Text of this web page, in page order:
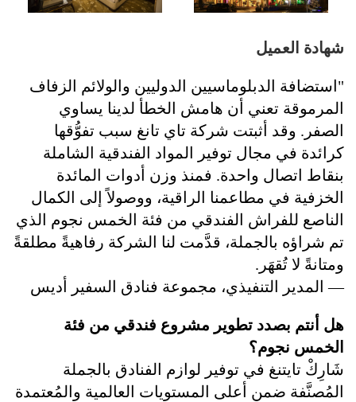
شهادة العميل
"استضافة الدبلوماسيين الدوليين والولائم الزفاف
المرموقة تعني أن هامش الخطأ لدينا يساوي
الصفر. وقد أثبتت شركة تاي تانغ سبب تفوُّقها
كرائدة في مجال توفير المواد الفندقية الشاملة
بنقاط اتصال واحدة. فمنذ وزن أدوات المائدة
الخزفية في مطاعمنا الراقية، ووصولاً إلى الكمال
الناصع للفراش الفندقي من فئة الخمس نجوم الذي
تم شراؤه بالجملة، قدَّمت لنا الشركة رفاهيةً مطلقةً
ومتانةً لا تُقهَر.
— المدير التنفيذي، مجموعة فنادق السفير أديس
هل أنتم بصدد تطوير مشروع فندقي من فئة
الخمس نجوم؟
شَارِكْ تايتنغ في توفير لوازم الفنادق بالجملة
المُصنَّفة ضمن أعلى المستويات العالمية والمُعتمدة